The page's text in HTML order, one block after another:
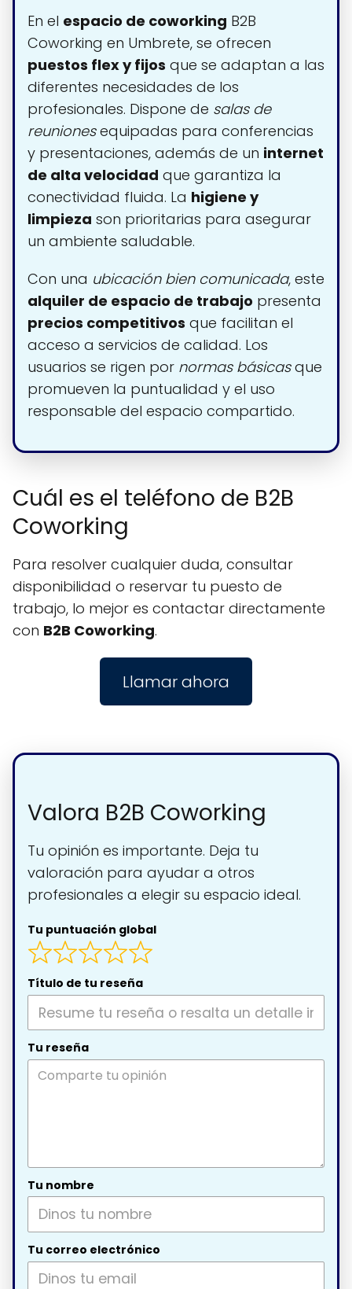
En el espacio de coworking B2B
Coworking en Umbrete, se ofrecen
puestos flex y fijos que se adaptan a las
diferentes necesidades de los
profesionales. Dispone de salas de
reunionesequipadas para conferencias
y presentaciones, además de un internet
de alta velocidad que garantiza la
conectividad fluida. La higiene y
limpieza son prioritarias para asegurar
un ambiente saludable.
Con una ubicación bien comunicada, este
alquiler de espacio de trabajo presenta
precios competitivos que facilitan el
acceso a servicios de calidad. Los
usuarios se rigen por normas básicasque
promueven la puntualidad y el uso
responsable del espacio compartido.
Cuál es el teléfono de B2B
Coworking
Para resolver cualquier duda, consultar
disponibilidad o reservar tu puesto de
trabajo, lo mejor es contactar directamente
con B2B Coworking.
Llamar ahora
Valora B2B Coworking
Tu opinión es importante. Deja tu
valoración para ayudar a otros
profesionales a elegir su espacio ideal.
Tu puntuación global
Título de tu reseña
Tu reseña
Tu nombre
Tu correo electrónico